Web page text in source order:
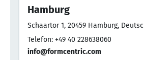
Hamburg
Schaartor 1, 20459 Hamburg,
Telefon: +49 40 228638060
info@formcentric.com